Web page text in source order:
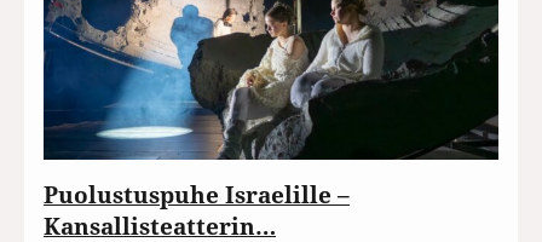
Puolustuspuhe Israelille –
Kansallisteatterin…